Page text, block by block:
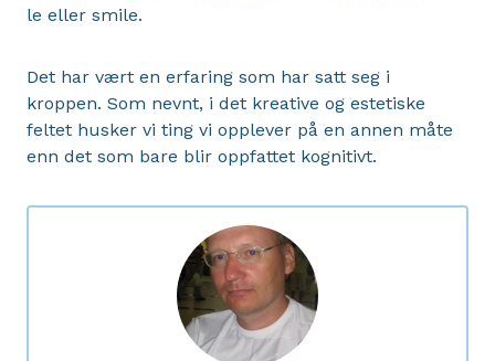
le eller smile.
Det har vært en erfaring som har satt seg i
kroppen. Som nevnt, i det kreative og estetiske
feltet husker vi ting vi opplever på en annen måte
enn det som bare blir oppfattet kognitivt.